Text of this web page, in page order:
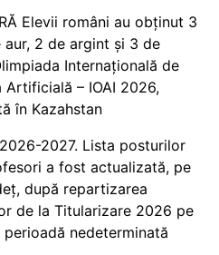
Elevii români au obținut 3
aur, 2 de argint și 3 de
Internațională de
Artificială – IOAI 2026,
în Kazahstan
2027. Lista posturilor
a fost actualizată, pe
după repartizarea
de la Titularizare 2026 pe
nedeterminată